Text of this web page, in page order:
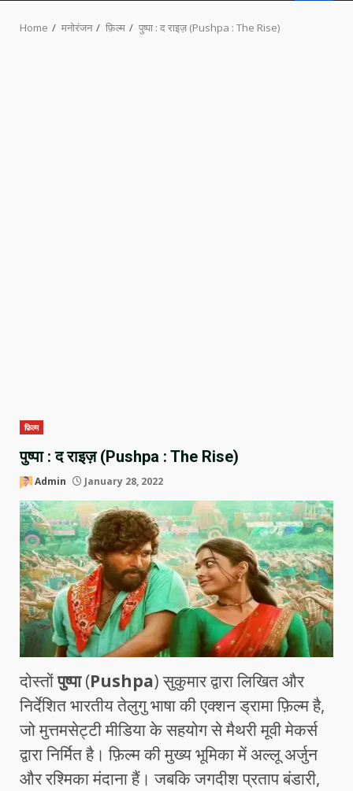
Home मनोरंजन फ़िल्म पुष्पा : द राइज़ (Pushpa : The Rise)
फ़िल्म
पुष्पा : द राइज़ (Pushpa : The Rise)
Admin January 28, 2022
दोस्तोंपुष्पा(Pushpa) सुकुमार द्वारा लिखित और
निर्देशित भारतीय तेलुगु भाषा की एक्शन ड्रामा फ़िल्म है,
जो मुत्तमसेट्टी मीडिया के सहयोग से मैथरी मूवी मेकर्स
द्वारा निर्मित है। फ़िल्म की मुख्य भूमिका में अल्लू अर्जुन
और रश्मिका मंदाना हैं। जबकि जगदीश प्रताप बंडारी,